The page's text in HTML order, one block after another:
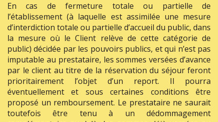
En cas de fermeture totale ou partielle de
l’établissement (à laquelle est assimilée une mesure
d’interdiction totale ou partielle d’accueil du public, dans
la mesure où le Client relève de cette catégorie de
public) décidée par les pouvoirs publics, et qui n’est pas
imputable au prestataire, les sommes versées d’avance
par le client au titre de la réservation du séjour feront
prioritairement l’objet d’un report. Il pourra
éventuellement et sous certaines conditions être
proposé un remboursement. Le prestataire ne saurait
toutefois être tenu à un dédommagement